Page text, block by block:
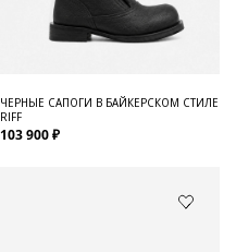
ЧЕРНЫЕ САПОГИ В БАЙКЕРСКОМ СТИЛЕ
RIFF
103 900 ₽